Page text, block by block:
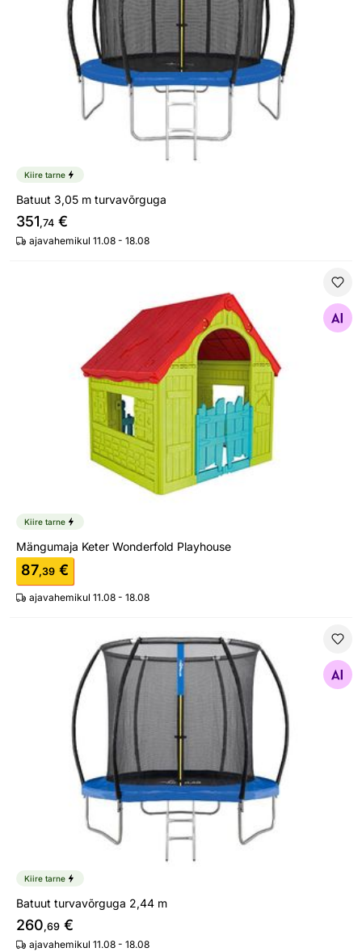
Kiire tarne
Batuut 3,05 m turvavõrguga
351,74 €
ajavahemikul 11.08 - 18.08
Mängumaja Keter Wonderfold Playhouse
Kiire tarne
Mängumaja Keter Wonderfold Playhouse
87,39 €
ajavahemikul 11.08 - 18.08
Batuut turvavõrguga 2,44 m
Otsi sarnaseid
Kiire tarne
Batuut turvavõrguga 2,44 m
260,69 €
ajavahemikul 11.08 - 18.08